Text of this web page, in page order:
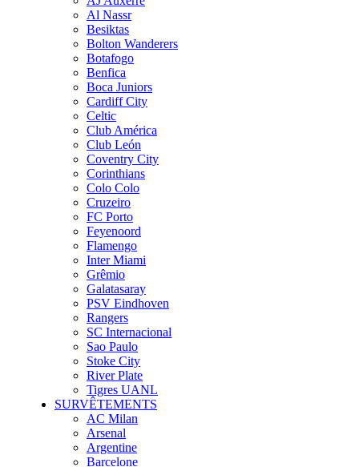
Al Nassr
Besiktas
Bolton Wanderers
Botafogo
Benfica
Boca Juniors
Cardiff City
Celtic
Club América
Club León
Coventry City
Corinthians
Colo Colo
Cruzeiro
FC Porto
Feyenoord
Flamengo
Inter Miami
Grêmio
Galatasaray
PSV Eindhoven
Rangers
SC Internacional
Sao Paulo
Stoke City
River Plate
Tigres UANL
SURVÊTEMENTS
AC Milan
Arsenal
Argentine
Barcelone